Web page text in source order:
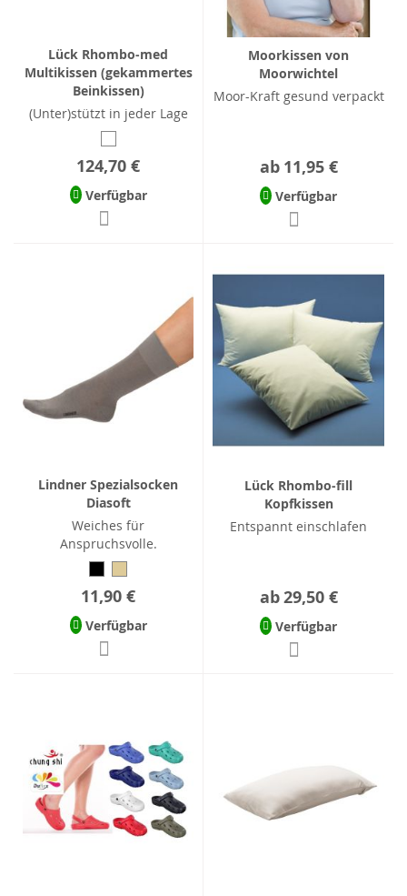
Lück Rhombo-med
Multikissen (gekammertes
Beinkissen)
(Unter)stützt in jeder Lage
124,70 €
Verfügbar
Moorkissen von
Moorwichtel
Moor-Kraft gesund verpackt
ab 11,95 €
Verfügbar
Lindner Spezialsocken
Diasoft
Weiches für
Anspruchsvolle.
11,90 €
Verfügbar
Lück Rhombo-fill
Kopfkissen
Entspannt einschlafen
ab29,50 €
Verfügbar